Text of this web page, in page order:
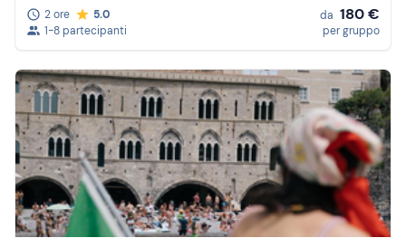
2 ore
5.0
1-8 partecipanti
da 180 €
per gruppo